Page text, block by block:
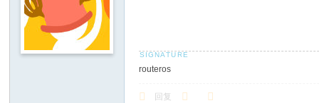
routeros
回复